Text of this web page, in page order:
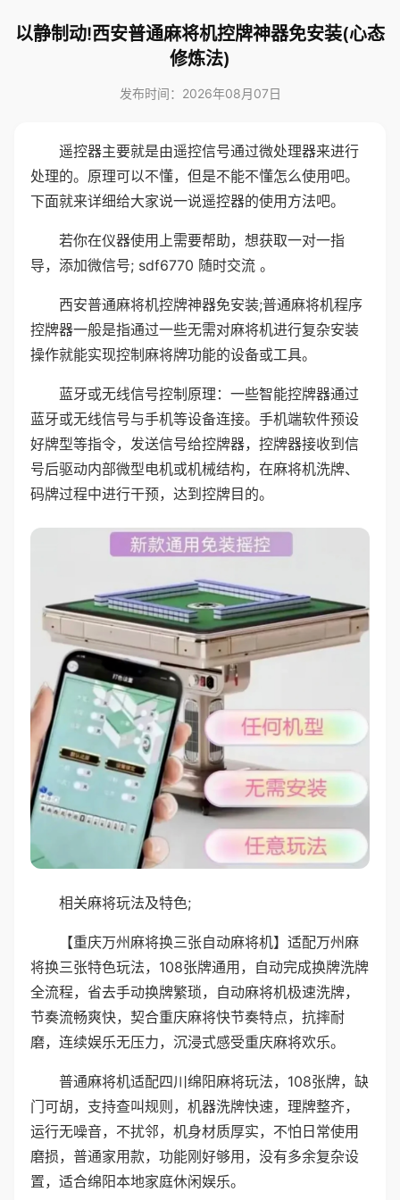
以静制动!西安普通麻将机控牌神器免安装(心态
修炼法)
发布时间：2026年08月07日
遥控器主要就是由遥控信号通过微处理器来进行
处理的。原理可以不懂，但是不能不懂怎么使用吧。
下面就来详细给大家说一说遥控器的使用方法吧。
若你在仪器使用上需要帮助，想获取一对一指
导，添加微信号; sdf6770 随时交流 。
西安普通麻将机控牌神器免安装;普通麻将机程序
控牌器一般是指通过一些无需对麻将机进行复杂安装
操作就能实现控制麻将牌功能的设备或工具。
蓝牙或无线信号控制原理：一些智能控牌器通过
蓝牙或无线信号与手机等设备连接。手机端软件预设
好牌型等指令，发送信号给控牌器，控牌器接收到信
号后驱动内部微型电机或机械结构，在麻将机洗牌、
码牌过程中进行干预，达到控牌目的。
相关麻将玩法及特色;
【重庆万州麻将换三张自动麻将机】适配万州麻
将换三张特色玩法，108张牌通用，自动完成换牌洗牌
全流程，省去手动换牌繁琐，自动麻将机极速洗牌，
节奏流畅爽快，契合重庆麻将快节奏特点，抗摔耐
磨，连续娱乐无压力，沉浸式感受重庆麻将欢乐。
普通麻将机适配四川绵阳麻将玩法，108张牌，缺
门可胡，支持查叫规则，机器洗牌快速，理牌整齐，
运行无噪音，不扰邻，机身材质厚实，不怕日常使用
磨损，普通家用款，功能刚好够用，没有多余复杂设
置，适合绵阳本地家庭休闲娱乐。